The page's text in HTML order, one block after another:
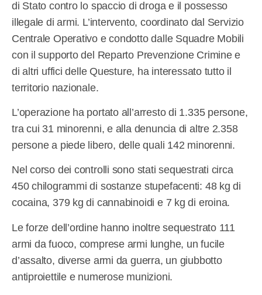
di Stato contro lo spaccio di droga e il possesso
illegale di armi. L’intervento, coordinato dal Servizio
Centrale Operativo e condotto dalle Squadre Mobili
con il supporto del Reparto Prevenzione Crimine e
di altri uffici delle Questure, ha interessato tutto il
territorio nazionale.
L’operazione ha portato all’arresto di 1.335 persone,
tra cui 31 minorenni, e alla denuncia di altre 2.358
persone a piede libero, delle quali 142 minorenni.
Nel corso dei controlli sono stati sequestrati circa
450 chilogrammi di sostanze stupefacenti: 48 kg di
cocaina, 379 kg di cannabinoidi e 7 kg di eroina.
Le forze dell’ordine hanno inoltre sequestrato 111
armi da fuoco, comprese armi lunghe, un fucile
d’assalto, diverse armi da guerra, un giubbotto
antiproiettile e numerose munizioni.